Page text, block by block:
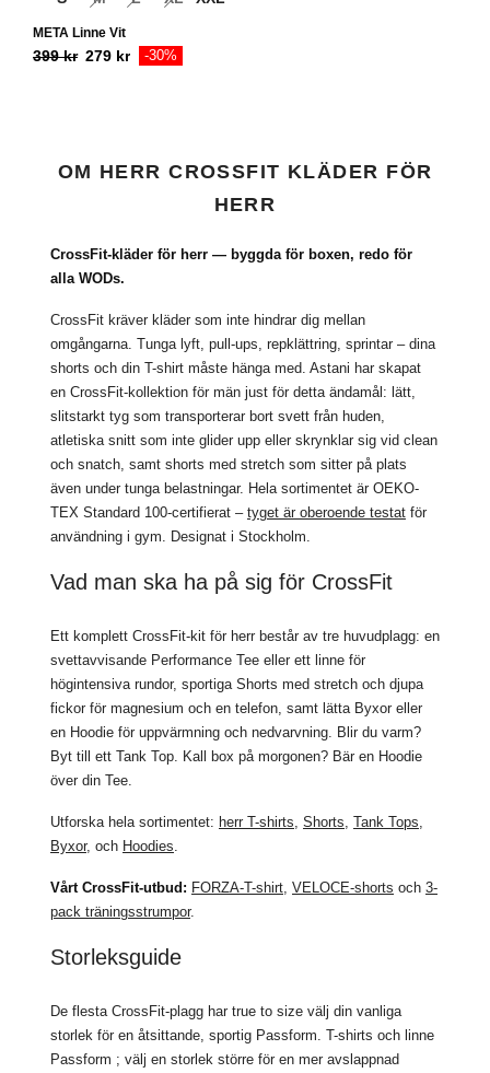
META Linne Vit
399kr 279 kr -30%
OM HERR CROSSFIT KLÄDER FÖR
HERR
CrossFit-kläder för herr — byggda för boxen, redo för
alla WODs.
CrossFit kräver kläder som inte hindrar dig mellan
omgångarna. Tunga lyft, pull-ups, repklättring, sprintar – dina
shorts och din T-shirt måste hänga med. Astani har skapat
en CrossFit-kollektion för män just för detta ändamål: lätt,
slitstarkt tyg som transporterar bort svett från huden,
atletiska snitt som inte glider upp eller skrynklar sig vid clean
och snatch, samt shorts med stretch som sitter på plats
även under tunga belastningar. Hela sortimentet är OEKO-
TEX Standard 100-certifierat – tyget är oberoende testat för
användning i gym. Designat i Stockholm.
Vad man ska ha på sig för CrossFit
Ett komplett CrossFit-kit för herr består av tre huvudplagg: en
svettavvisande Performance Tee eller ett linne för
högintensiva rundor, sportiga Shorts med stretch och djupa
fickor för magnesium och en telefon, samt lätta Byxor eller
en Hoodie för uppvärmning och nedvarvning. Blir du varm?
Byt till ett Tank Top. Kall box på morgonen? Bär en Hoodie
över din Tee.
Utforska hela sortimentet: herr T-shirts, Shorts, Tank Tops,
Byxor, och Hoodies.
Vårt CrossFit-utbud: FORZA-T-shirt, VELOCE-shorts och 3-
pack träningsstrumpor.
Storleksguide
De flesta CrossFit-plagg har true to size välj din vanliga
storlek för en åtsittande, sportig Passform. T-shirts och linne
Passform ; välj en storlek större för en mer avslappnad